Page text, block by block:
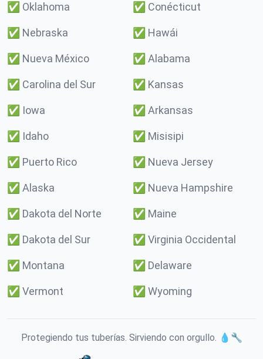
✅ Oklahoma ✅ Conécticut
✅ Nebraska ✅ Hawái
✅ Nueva México ✅ Alabama
✅ Carolina del Sur ✅ Kansas
✅ Iowa ✅ Arkansas
✅ Idaho ✅ Misisipi
✅ Puerto Rico ✅ Nueva Jersey
✅ Alaska ✅ Nueva Hampshire
✅ Dakota del Norte ✅ Maine
✅ Dakota del Sur ✅ Virginia Occidental
✅ Montana ✅ Delaware
✅ Vermont ✅ Wyoming
Protegiendo tus tuberías. Sirviendo con orgullo. 💧🔧